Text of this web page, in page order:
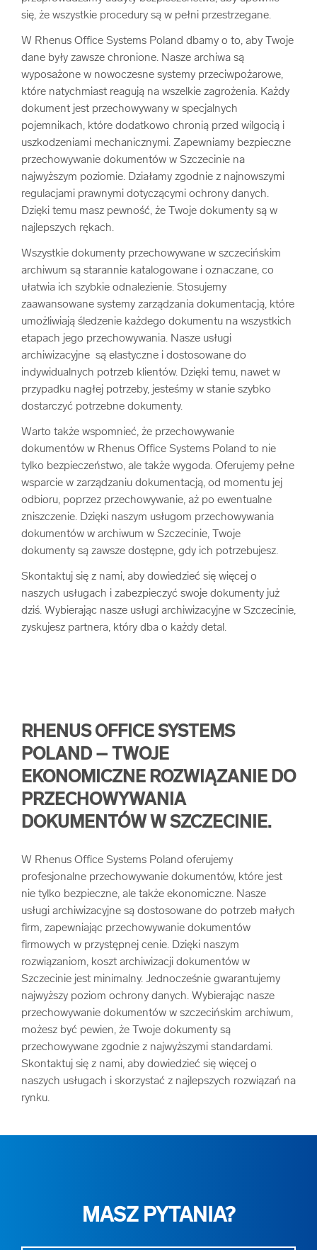
się, że wszystkie procedury są w pełni przestrzegane.
W Rhenus Office Systems Poland dbamy o to, aby Twoje
dane były zawsze chronione. Nasze archiwa są
wyposażone w nowoczesne systemy przeciwpożarowe,
które natychmiast reagują na wszelkie zagrożenia. Każdy
dokument jest przechowywany w specjalnych
pojemnikach, które dodatkowo chronią przed wilgocią i
uszkodzeniami mechanicznymi. Zapewniamy bezpieczne
przechowywanie dokumentów w Szczecinie na
najwyższym poziomie. Działamy zgodnie z najnowszymi
regulacjami prawnymi dotyczącymi ochrony danych.
Dzięki temu masz pewność, że Twoje dokumenty są w
najlepszych rękach.
Wszystkie dokumenty przechowywane w szczecińskim
archiwum są starannie katalogowane i oznaczane, co
ułatwia ich szybkie odnalezienie. Stosujemy
zaawansowane systemy zarządzania dokumentacją, które
umożliwiają śledzenie każdego dokumentu na wszystkich
etapach jego przechowywania. Nasze usługi
archiwizacyjne są elastyczne i dostosowane do
indywidualnych potrzeb klientów. Dzięki temu, nawet w
przypadku nagłej potrzeby, jesteśmy w stanie szybko
dostarczyć potrzebne dokumenty.
Warto także wspomnieć, że przechowywanie
dokumentów w Rhenus Office Systems Poland to nie
tylko bezpieczeństwo, ale także wygoda. Oferujemy pełne
wsparcie w zarządzaniu dokumentacją, od momentu jej
odbioru, poprzez przechowywanie, aż po ewentualne
zniszczenie. Dzięki naszym usługom przechowywania
dokumentów w archiwum w Szczecinie, Twoje
dokumenty są zawsze dostępne, gdy ich potrzebujesz.
Skontaktuj się z nami, aby dowiedzieć się więcej o
naszych usługach i zabezpieczyć swoje dokumenty już
dziś. Wybierając nasze usługi archiwizacyjne w Szczecinie,
zyskujesz partnera, który dba o każdy detal.
RHENUS OFFICE SYSTEMS
POLAND – TWOJE
EKONOMICZNE ROZWIĄZANIE DO
PRZECHOWYWANIA
DOKUMENTÓW W SZCZECINIE.
W Rhenus Office Systems Poland oferujemy
profesjonalne przechowywanie dokumentów, które jest
nie tylko bezpieczne, ale także ekonomiczne. Nasze
usługi archiwizacyjne są dostosowane do potrzeb małych
firm, zapewniając przechowywanie dokumentów
firmowych w przystępnej cenie. Dzięki naszym
rozwiązaniom, koszt archiwizacji dokumentów w
Szczecinie jest minimalny. Jednocześnie gwarantujemy
najwyższy poziom ochrony danych. Wybierając nasze
przechowywanie dokumentów w szczecińskim archiwum,
możesz być pewien, że Twoje dokumenty są
przechowywane zgodnie z najwyższymi standardami.
Skontaktuj się z nami, aby dowiedzieć się więcej o
naszych usługach i skorzystać z najlepszych rozwiązań na
rynku.
MASZ PYTANIA?